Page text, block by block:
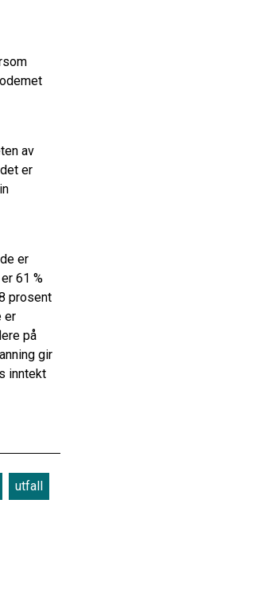
av
er
er
61 %
prosent
er
på
gir
inntekt
utfall